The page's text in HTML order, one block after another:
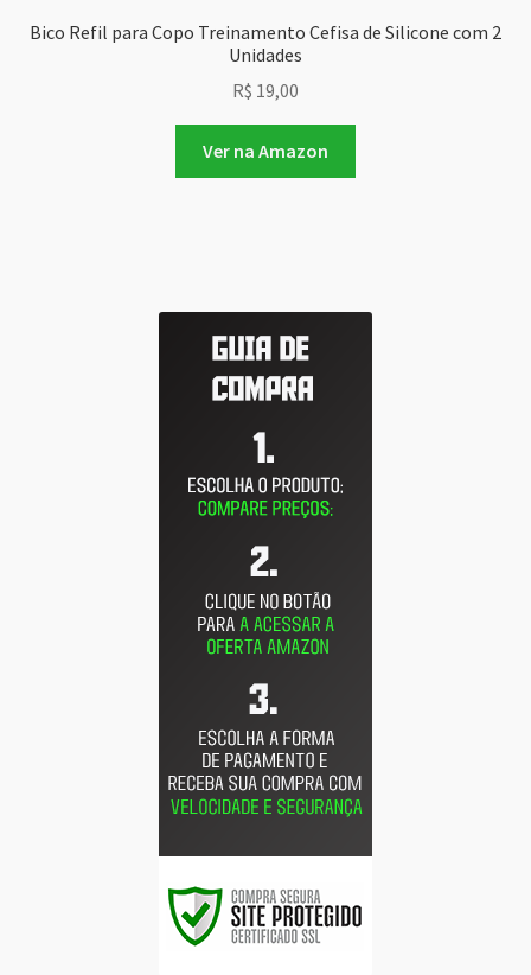
Bico Refil para Copo Treinamento Cefisa de Silicone com 2
Unidades
R$ 19,00
Ver na Amazon